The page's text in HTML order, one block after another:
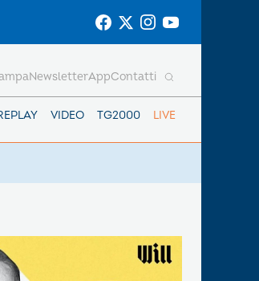
VIDEO TG2000 LIVE
NewsletterAppContatti